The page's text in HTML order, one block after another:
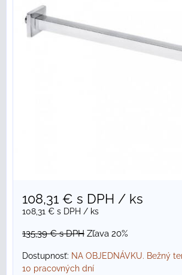
108,31 € s DPH / ks
108,31 € s DPH / ks
135,39 €s DPH Zľava 20%
Dostupnosť: NA OBJEDNÁVKU. Bežný
10 pracovných dní